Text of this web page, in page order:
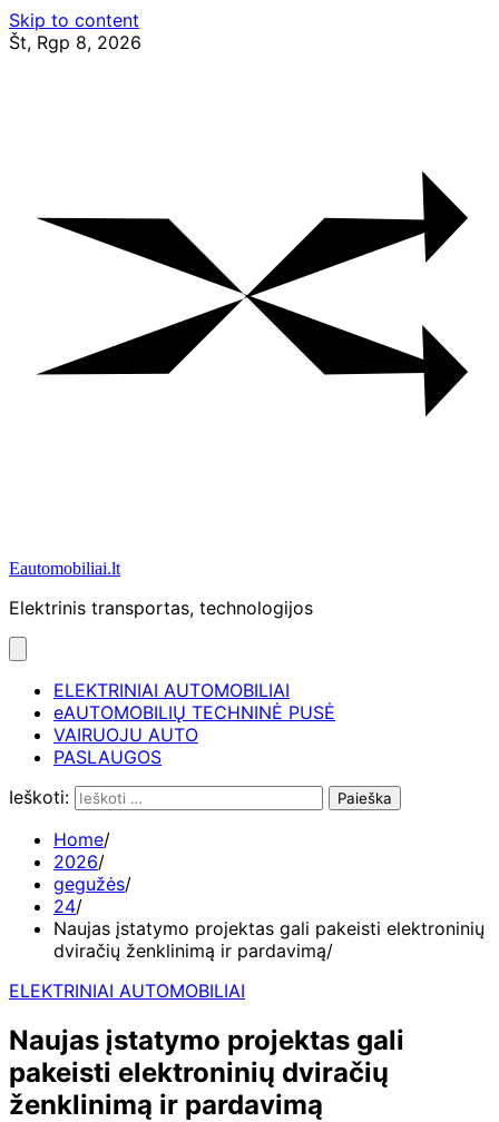
Skip to content
Št, Rgp 8, 2026
Eautomobiliai.lt
Elektrinis transportas, technologijos
ELEKTRINIAI AUTOMOBILIAI
eAUTOMOBILIŲ TECHNINĖ PUSĖ
VAIRUOJU AUTO
PASLAUGOS
Ieškoti:
Home
2026
gegužės
24
Naujas įstatymo projektas gali pakeisti elektroninių
dviračių ženklinimą ir pardavimą
ELEKTRINIAI AUTOMOBILIAI
Naujas įstatymo projektas gali
pakeisti elektroninių dviračių
ženklinimą ir pardavimą